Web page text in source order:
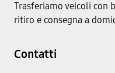
Trasferiamo veicoli con
ritiro e consegna a
Contatti